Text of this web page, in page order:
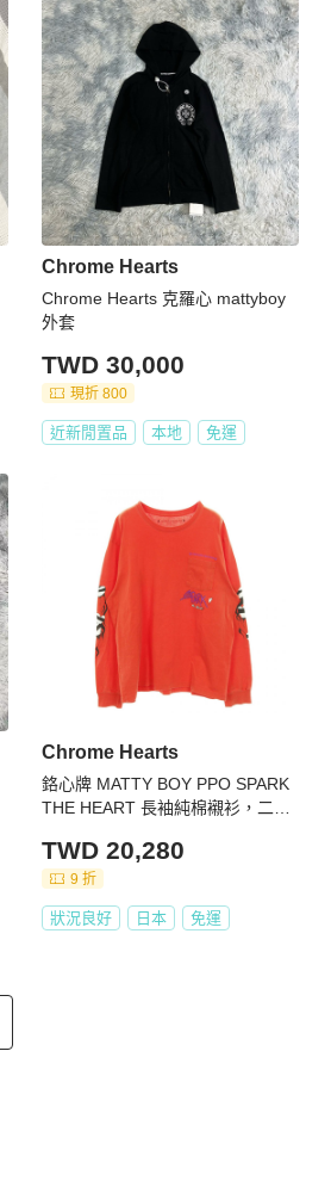
Chrome Hearts
Chrome Hearts 克羅心 mattyboy
外套
TWD 30,000
現折 800
近新閒置品 本地 免運
Chrome Hearts
鉻心牌 MATTY BOY PPO SPARK
THE HEART 長袖純棉襯衫，二
TWD 20,280
9 折
狀況良好 日本 免運